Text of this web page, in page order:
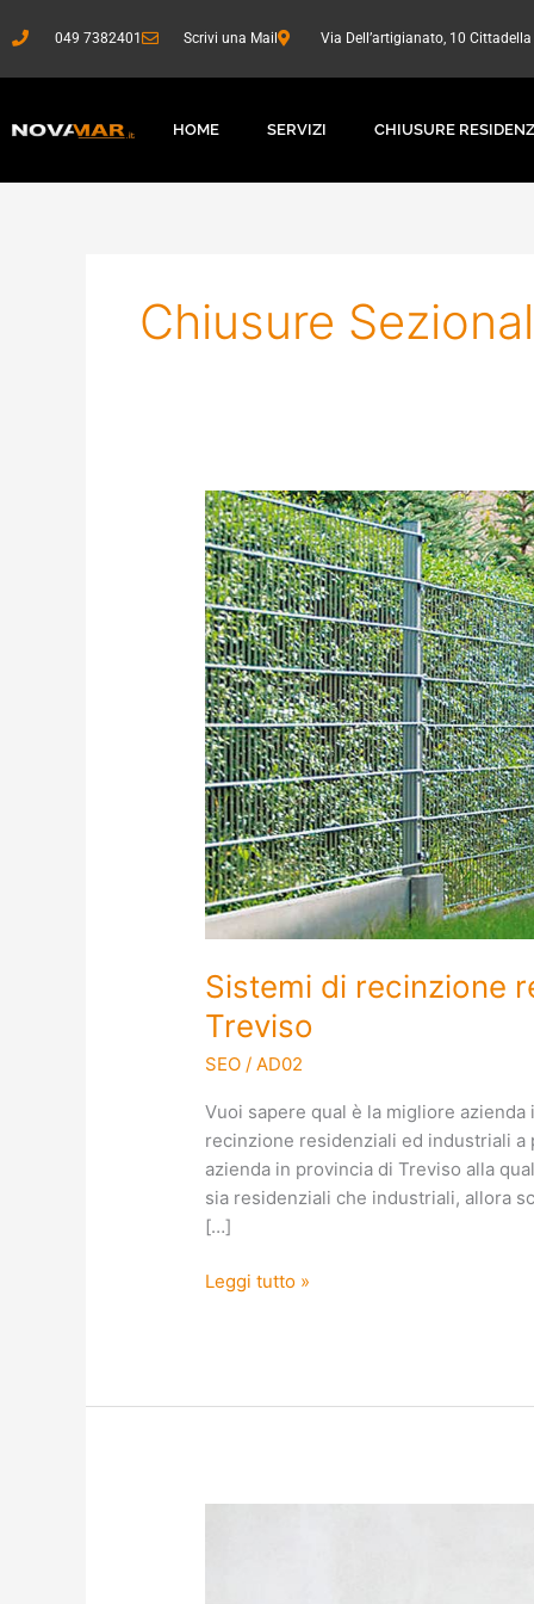
al
049 7382401 Scrivi una Mail Via Dell’artigianato, 10
HOME SERVIZI CHIUSURE
Chiusure
Sistemi di recinzione
Treviso
SEO /AD02
Vuoi sapere qual è la migliore
recinzione residenziali ed industriali a
azienda in provincia di Treviso alla
sia residenziali che industriali, allora
[…]
Sistemi
di
recinzione
residenziali
e
industriali
a
Treviso
Leggi tutto »